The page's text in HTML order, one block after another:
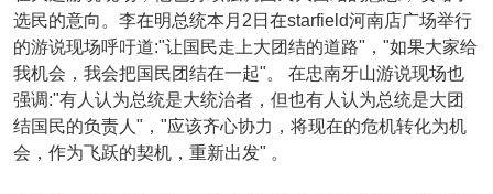
选民的意向。李在明总统本月2日在starfield河南店广场举行
的游说现场呼吁道:"让国民走上大团结的道路"，"如果大家给
我机会，我会把国民团结在一起"。 在忠南牙山游说现场也
强调:"有人认为总统是大统治者，但也有人认为总统是大团
结国民的负责人"，"应该齐心协力，将现在的危机转化为机
会，作为飞跃的契机，重新出发" 。